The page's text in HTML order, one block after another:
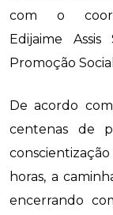
com o
Edijaime
Promoção
De acordo
centenas de
horas, a
encerrando